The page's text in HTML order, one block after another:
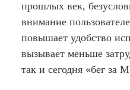
прошлых век,
внимание
повышает удобство
вызывает меньше
так и сегодня «бег за